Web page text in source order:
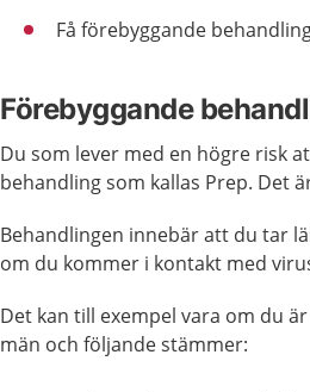
Få förebyggande
Förebyggande
Du som lever med en högre risk
behandling som kallas Prep. Det
Behandlingen innebär att du tar
om du kommer i kontakt med
Det kan till exempel vara om du
män och följande stämmer: